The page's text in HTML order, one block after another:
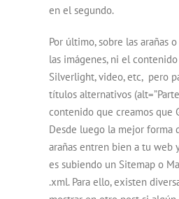
en el segundo.
Por último, sobre las arañas
las imágenes, ni el
Silverlight, video, etc, pero
títulos alternativos
contenido que creamos que
Desde luego la mejor forma
arañas entren bien a tu web
es subiendo un Sitemap o
.xml. Para ello, existen